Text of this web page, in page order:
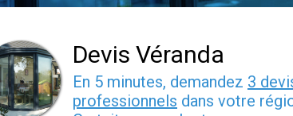
Devis Véranda
En 5 minutes, demandez 3
professionnels dans votre